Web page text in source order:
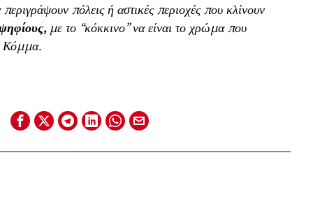
πόλεις ή αστικές περιοχές που κλίνουν
με το “κόκκινο” να είναι το χρώμα που
Κόμμα.